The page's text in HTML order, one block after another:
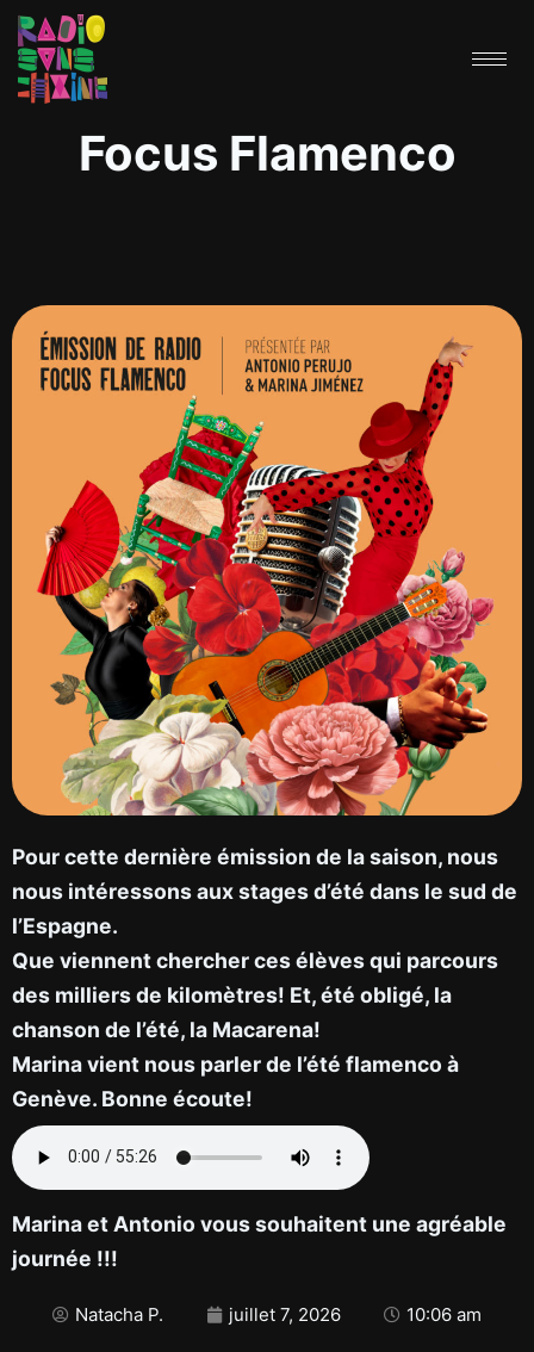
Focus Flamenco
Pour cette dernière émission de la saison, nous
nous intéressons aux stages d’été dans le sud de
l’Espagne.
Que viennent chercher ces élèves qui parcours
des milliers de kilomètres! Et, été obligé, la
chanson de l’été, la Macarena!
Marina vient nous parler de l’été flamenco à
Genève. Bonne écoute!
Marina et Antonio vous souhaitent une agréable
journée !!!
Natacha P. juillet 7, 2026 10:06 am